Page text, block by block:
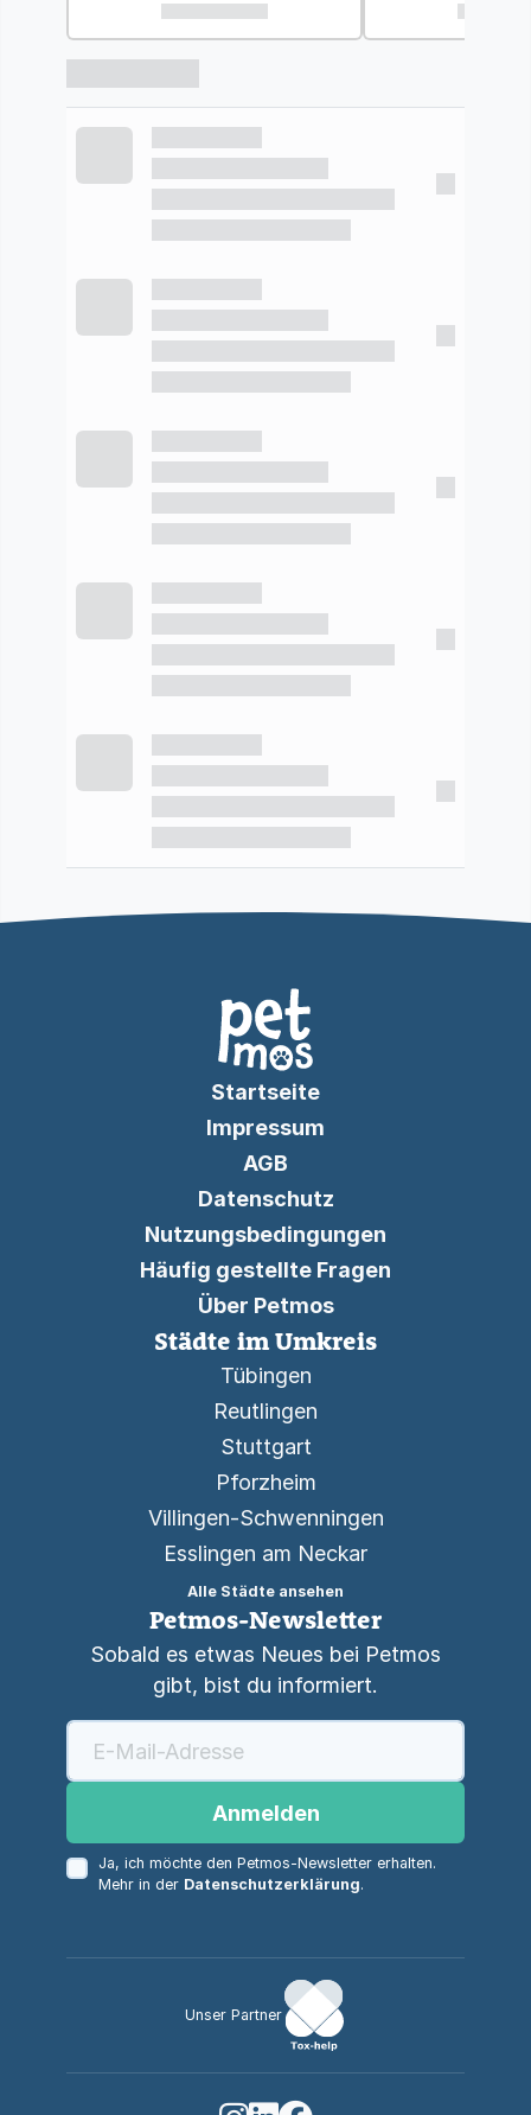
Startseite
Impressum
AGB
Datenschutz
Nutzungsbedingungen
Häufig gestellte Fragen
Über Petmos
Städte im Umkreis
Tübingen
Reutlingen
Stuttgart
Pforzheim
Villingen-Schwenningen
Esslingen am Neckar
Alle Städte ansehen
Petmos-Newsletter
Sobald es etwas Neues bei Petmos
gibt, bist du informiert.
Anmelden
Ja, ich möchte den Petmos-Newsletter erhalten.
Mehr in der Datenschutzerklärung.
Unser Partner